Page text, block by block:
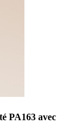
PA163 avec